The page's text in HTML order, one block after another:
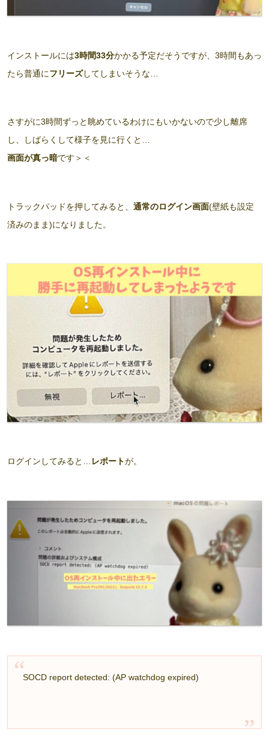
インストールには3時間33分かかる予定だそうですが、3時間もあっ
たら普通にフリーズしてしまいそうな…
さすがに3時間ずっと眺めているわけにもいかないので少し離席
し、しばらくして様子を見に行くと…
画面が真っ暗です＞＜
トラックパッドを押してみると、 通常のログイン画面(壁紙も設定
済みのまま)になりました。
ログインしてみると…レポートが。
SOCD report detected: (AP watchdog expired)